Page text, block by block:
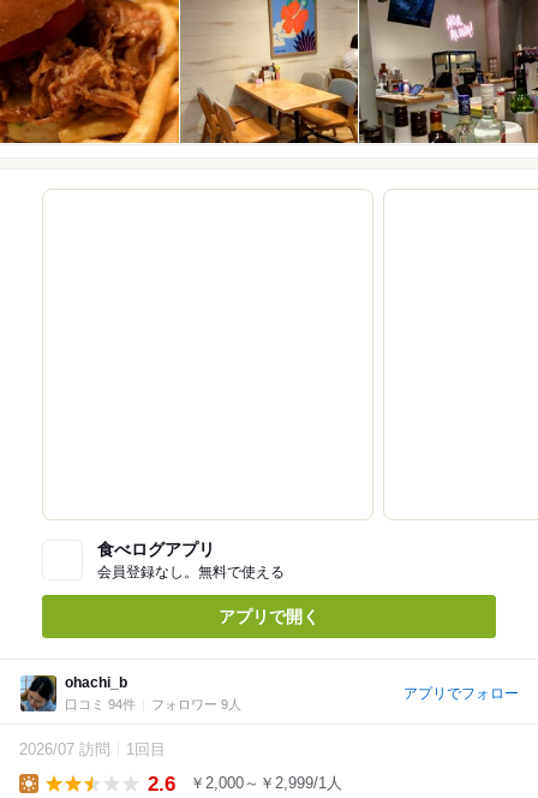
食べログアプリ
会員登録なし。無料で使える
アプリで開く
ohachi_b
口コミ 94件 フォロワー 9人
アプリでフォロー
2026/07 訪問 1回目
2.6 ￥2,000～￥2,999/1人